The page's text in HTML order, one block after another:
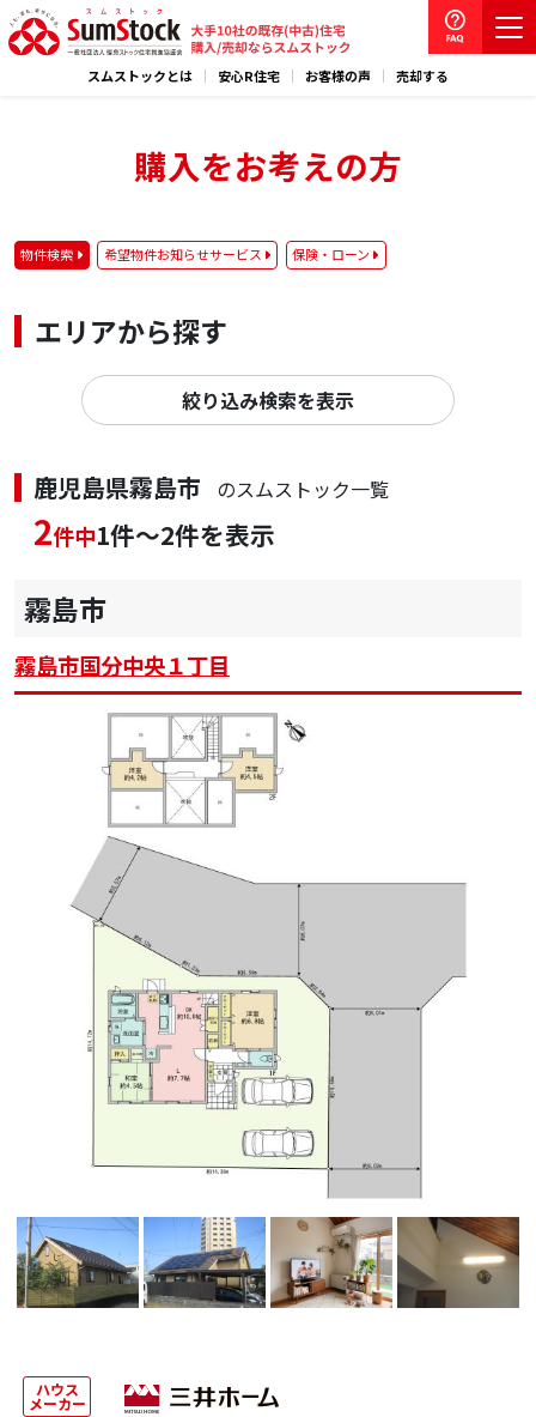
スムストックとは 安心R住宅 お客様の声 売却する
購入をお考えの方
物件検索 希望物件お知らせサービス 保険・ローン
エリアから探す
絞り込み検索を表示
鹿児島県霧島市 のスムストック一覧
2件中1件～2件を表示
霧島市
霧島市国分中央１丁目
ハウス
メーカー